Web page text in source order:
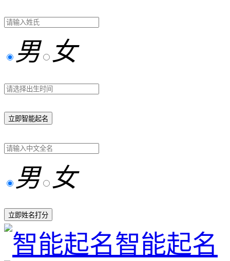
男 女
立即智能起名
男 女
立即姓名打分
智能起名